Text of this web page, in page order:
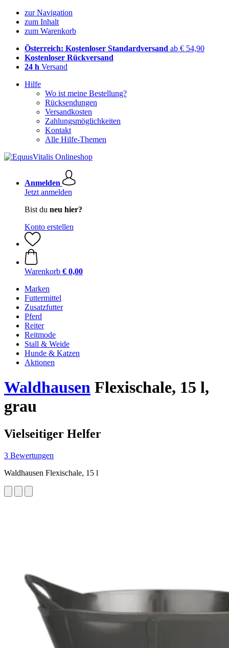
zur Navigation
zum Inhalt
zum Warenkorb
Österreich: Kostenloser Standardversand ab € 54,90
Kostenloser Rückversand
24 h Versand
Hilfe
Wo ist meine Bestellung?
Rücksendungen
Versandkosten
Zahlungsmöglichkeiten
Kontakt
Alle Hilfe-Themen
Anmelden
Jetzt anmelden
Bist du neu hier?
Konto erstellen
Warenkorb € 0,00
Marken
Futtermittel
Zusatzfutter
Pferd
Reiter
Reitmode
Stall & Weide
Hunde & Katzen
Aktionen
Waldhausen Flexischale, 15 l,
grau
Vielseitiger Helfer
3 Bewertungen
Waldhausen Flexischale, 15 l